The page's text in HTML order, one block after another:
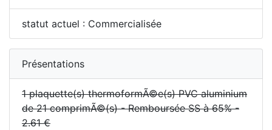
statut actuel : Commercialisée
Présentations
1 plaquette(s) thermoformÃ©e(s) PVC aluminium
de 21 comprimÃ©(s) - Remboursée SS à 65% -
2.61 €